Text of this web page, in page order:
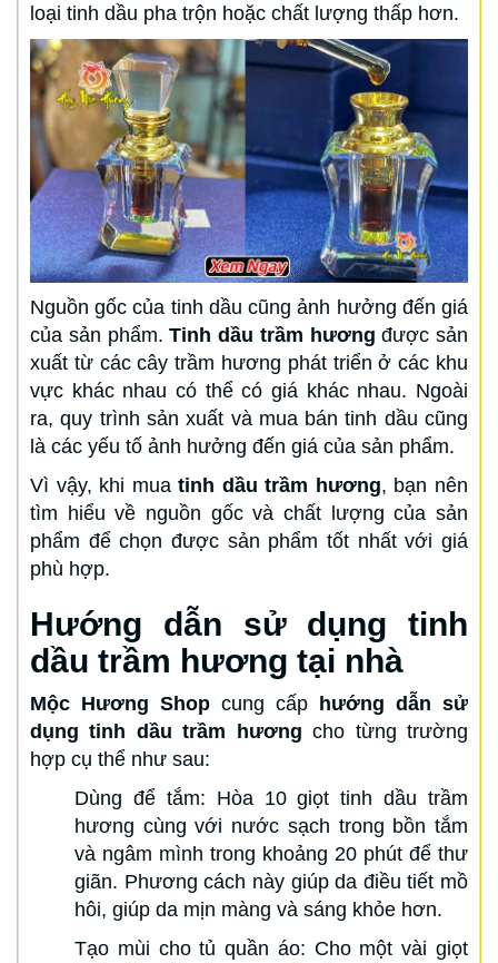
loại tinh dầu pha trộn hoặc chất lượng thấp hơn.
Nguồn gốc của tinh dầu cũng ảnh hưởng đến giá
của sản phẩm.Tinh dầu trầm hương được sản
xuất từ các cây trầm hương phát triển ở các khu
vực khác nhau có thể có giá khác nhau. Ngoài
ra, quy trình sản xuất và mua bán tinh dầu cũng
là các yếu tố ảnh hưởng đến giá của sản phẩm.
Vì vậy, khi muatinh dầu trầm hương, bạn nên
tìm hiểu về nguồn gốc và chất lượng của sản
phẩm để chọn được sản phẩm tốt nhất với giá
phù hợp.
Hướng dẫn sử dụng tinh
dầu trầm hương tại nhà
Mộc Hương Shop cung cấp hướng dẫn sử
dụng tinh dầu trầm hương cho từng trường
hợp cụ thể như sau:
Dùng để tắm: Hòa 10 giọt tinh dầu trầm
hương cùng với nước sạch trong bồn tắm
và ngâm mình trong khoảng 20 phút để thư
giãn. Phương cách này giúp da điều tiết mồ
hôi, giúp da mịn màng và sáng khỏe hơn.
Tạo mùi cho tủ quần áo: Cho một vài giọt